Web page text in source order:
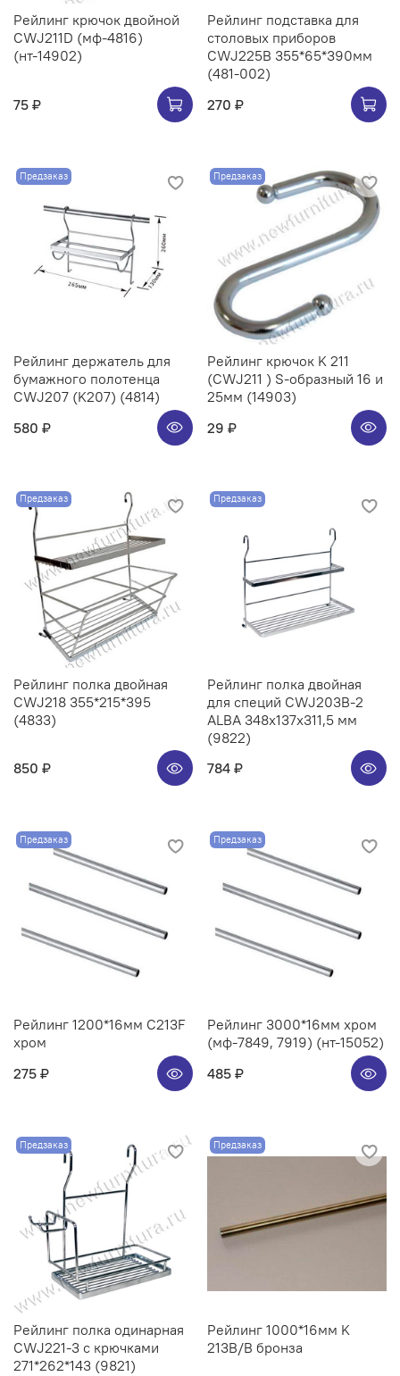
Рейлинг крючок двойной
CWJ211D (мф-4816)
(нт-14902)
75 ₽
Рейлинг подставка для
столовых приборов
CWJ225B 355*65*390мм
(481-002)
270 ₽
Предзаказ
Рейлинг держатель для
бумажного полотенца
CWJ207 (K207) (4814)
580 ₽
Предзаказ
Рейлинг крючок K 211
(CWJ211 ) S-образный 16 и
25мм (14903)
29 ₽
Предзаказ
Рейлинг полка двойная
CWJ218 355*215*395
(4833)
850 ₽
Предзаказ
Рейлинг полка двойная
для специй CWJ203B-2
ALBA 348x137x311,5 мм
(9822)
784 ₽
Предзаказ
Рейлинг 1200*16мм C213F
хром
275 ₽
Предзаказ
Рейлинг 3000*16мм хром
(мф-7849, 7919) (нт-15052)
485 ₽
Предзаказ
Рейлинг полка одинарная
CWJ221-3 с крючками
271*262*143 (9821)
Предзаказ
Рейлинг 1000*16мм K
213B/B бронза